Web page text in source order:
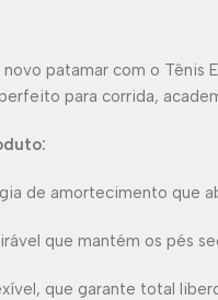
patamar com o
para corrida,
de amortecimento que
que mantém os pés
que garante total